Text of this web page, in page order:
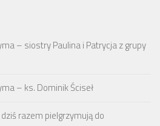
– siostry Paulina i Patrycja z grupy
– ks. Dominik Ściseł
razem pielgrzymują do